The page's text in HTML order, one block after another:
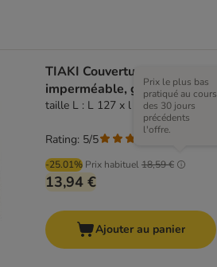
TIAKI Couverture
imperméable, grise
taille L : L 127 x l 101 cm
-25.01% Prix habituel18,59 €
Prix le plus bas
pratiqué au cours
des 30 jours
précédents
l'offre.
13,94 €
Rating: 5/5
Ajouter au panier